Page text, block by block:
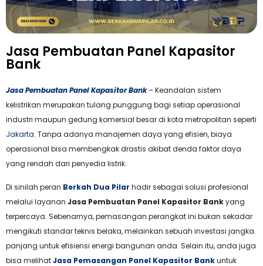
Jasa Pembuatan Panel Kapasitor
Bank
Jasa Pembuatan Panel Kapasitor Bank– Keandalan sistem
kelistrikan merupakan tulang punggung bagi setiap operasional
industri maupun gedung komersial besar di kota metropolitan seperti
Jakarta. Tanpa adanya manajemen daya yang efisien, biaya
operasional bisa membengkak drastis akibat denda faktor daya
yang rendah dari penyedia listrik.
Di sinilah peran Berkah Dua Pilar hadir sebagai solusi profesional
melalui layanan Jasa Pembuatan Panel Kapasitor Bankyang
terpercaya. Sebenarnya, pemasangan perangkat ini bukan sekadar
mengikuti standar teknis belaka, melainkan sebuah investasi jangka
panjang untuk efisiensi energi bangunan anda. Selain itu, anda juga
bisa melihatJasa Pemasangan Panel Kapasitor Bankuntuk